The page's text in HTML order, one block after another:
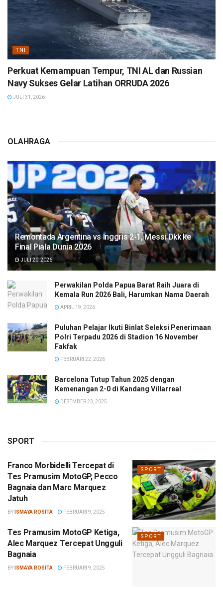
TNI
Perkuat Kemampuan Tempur, TNI AL dan Russian
Navy Sukses Gelar Latihan ORRUDA 2026
JULI 31, 2026
OLAHRAGA
Remontada Argentina vs Inggris 2-1, Messi Dkk ke
Final Piala Dunia 2026
JULI 20, 2026
Perwakilan Polda Papua Barat Raih Juara di
Kemala Run 2026 Bali, Harumkan Nama Daerah
APRIL 19, 2026
Puluhan Pelajar Ikuti Binlat Seleksi Penerimaan
Polri Terpadu 2026 di Stadion 16 November
Fakfak
FEBRUARI 22, 2026
Barcelona Tutup Tahun 2025 dengan
Kemenangan 2-0 di Kandang Villarreal
DESEMBER 23, 2025
SPORT
SPORT
Franco Morbidelli Tercepat di
Tes Pramusim MotoGP, Pecco
Bagnaia dan Marc Marquez
Jatuh
BY ISMAYA ROSITA FEBRUARI 9, 2025
SPORT
Tes Pramusim MotoGP Ketiga,
Alec Marquez Tercepat Ungguli
Bagnaia
BY ISMAYA ROSITA FEBRUARI 9, 2025